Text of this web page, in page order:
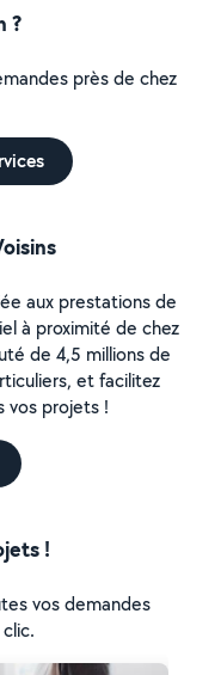
?
près de chez
aux prestations de
à proximité de chez
de 4,5 millions de
et facilitez
vos projets !
!
vos demandes